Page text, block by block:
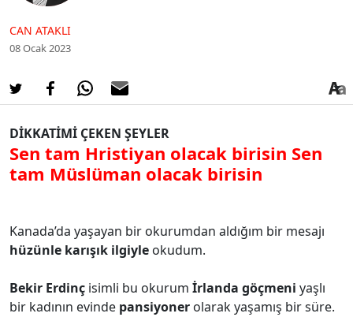
CAN ATAKLI
08 Ocak 2023
DİKKATİMİ ÇEKEN ŞEYLER
Sen tam Hristiyan olacak birisin Sen
tam Müslüman olacak birisin
Kanada’da yaşayan bir okurumdan aldığım bir mesajı
hüzünle karışık ilgiyle okudum.
Bekir Erdinç isimli bu okurum İrlanda göçmeni yaşlı
bir kadının evinde pansiyoner olarak yaşamış bir süre.